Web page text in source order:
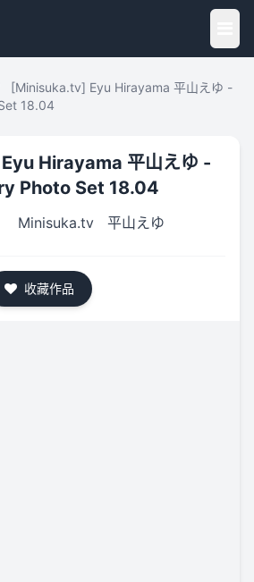
[Minisuka.tv] Eyu Hirayama 平山えゆ -
18.04
Hirayama 平山えゆ -
Photo Set 18.04
Minisuka.tv 平山えゆ
收藏作品